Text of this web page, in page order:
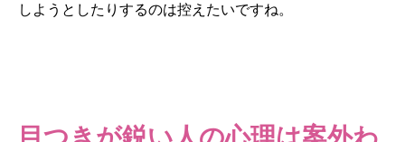
しようとしたりするのは控えたいですね。